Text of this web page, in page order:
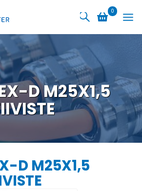
0
D M25X1,5
D M25X1,5